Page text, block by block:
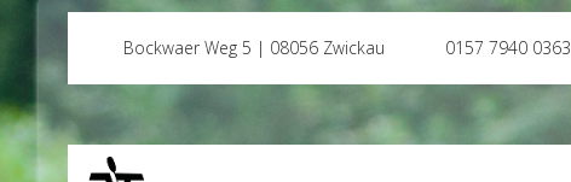
Bockwaer Weg 5 | 08056 Zwickau 0157 7940 0363